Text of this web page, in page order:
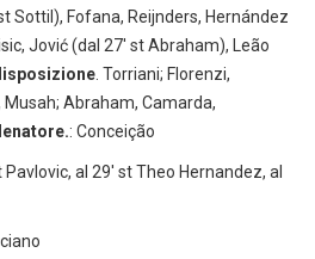
Sottil), Fofana, Reijnders, Hernández
Jović (dal 27' st Abraham), Leão
. Torriani; Florenzi,
Abraham, Camarda,
: Conceição
al 29' st Theo Hernandez, al